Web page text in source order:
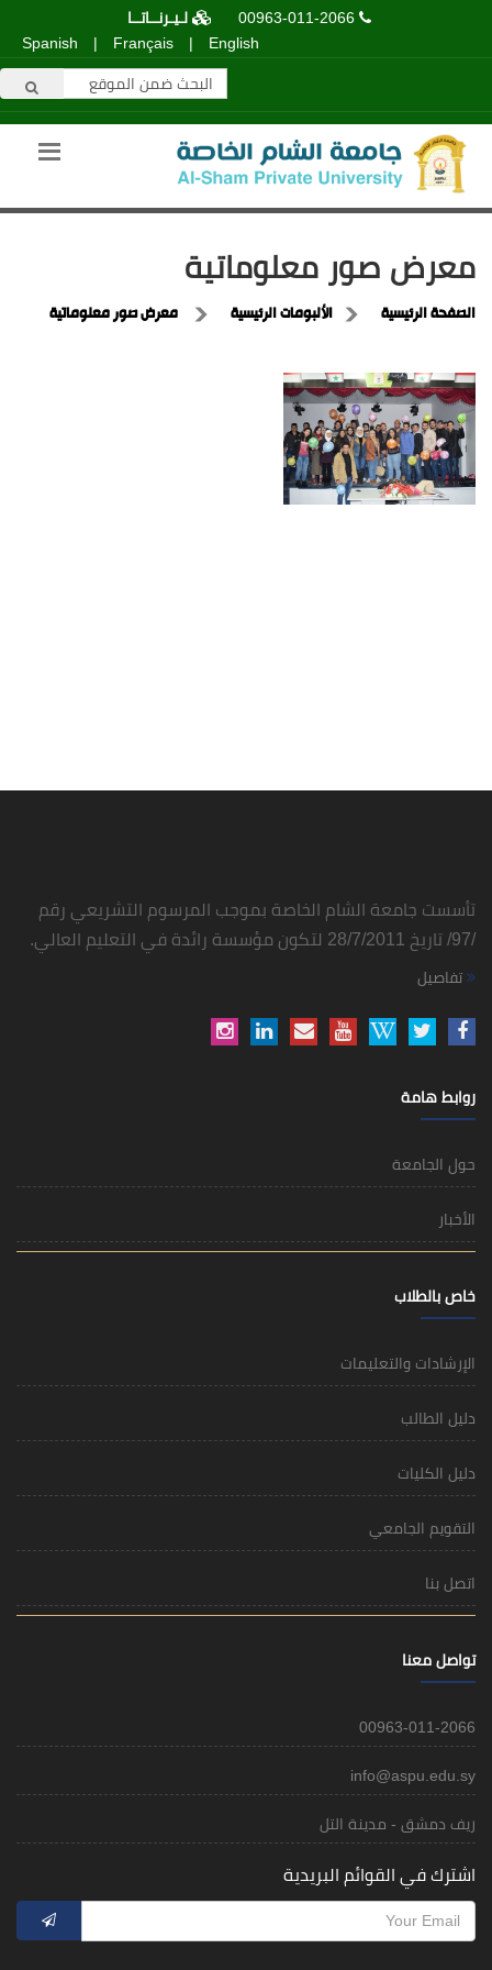
00963-011-2066
لـيـرنــاتــا
English
|
Français
|
Spanish
معرض صور معلوماتية
الصفحة الرئيسية الألبومات الرئيسية معرض صور معلوماتية
تأسست جامعة الشام الخاصة بموجب المرسوم التشريعي رقم
/97/ تاريخ 28/7/2011 لتكون مؤسسة رائدة في التعليم العالي.
تفاصيل
روابط هامة
حول الجامعة
الأخبار
خاص بالطلاب
الإرشادات والتعليمات
دليل الطالب
دليل الكليات
التقويم الجامعي
اتصل بنا
تواصل معنا
00963-011-2066
info@aspu.edu.sy
ريف دمشق - مدينة التل
اشترك في القوائم البريدية